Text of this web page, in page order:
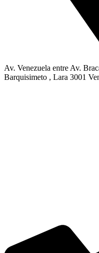
Av. Venezuela entre Av.
Barquisimeto , Lara 3001